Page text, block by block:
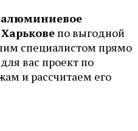
алюминиевое
по выгодной
специалистом прямо
вас проект по
и рассчитаем его